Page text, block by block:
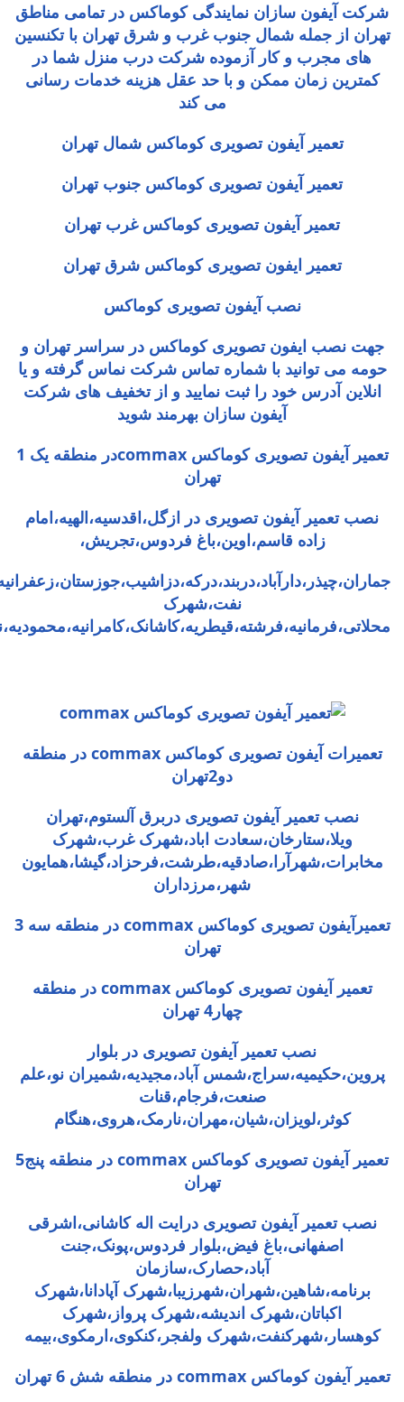
شرکت آیفون سازان نمایندگی کوماکس در تمامی مناطق
تهران از جمله شمال جنوب غرب و شرق تهران با تکنسین
های مجرب و کار آزموده شرکت درب منزل شما در
کمترین زمان ممکن و با حد عقل هزینه خدمات رسانی
می کند
تعمیر آیفون تصویری کوماکس شمال تهران
تعمیر آیفون تصویری کوماکس جنوب تهران
تعمیر آیفون تصویری کوماکس غرب تهران
تعمیر ایفون تصویری کوماکس شرق تهران
نصب آیفون تصویری کوماکس
جهت نصب ایفون تصویری کوماکس در سراسر تهران و
حومه می توانید با شماره تماس شرکت نماس گرفته و یا
انلاین آدرس خود را ثبت نمایید و از تخفیف های شرکت
آیفون سازان بهرمند شوید
تعمیر آیفون تصویری کوماکس commaxدر منطقه یک 1
تهران
نصب تعمیر آیفون تصویری در ازگل،اقدسیه،الهیه،امام
زاده قاسم،اوین،باغ فردوس،تجریش،
نفت،شهرک
تعمیرات آیفون تصویری کوماکس commax در منطقه
دو2تهران
نصب تعمیر آیفون تصویری دربرق آلستوم،تهران
ویلا،ستارخان،سعادت اباد،شهرک غرب،شهرک
مخابرات،شهرآرا،صادقیه،طرشت،فرحزاد،گیشا،همایون
شهر،مرزداران
تعمیرآیفون تصویری کوماکس commax در منطقه سه 3
تهران
تعمیر آیفون تصویری کوماکس commax در منطقه
چهار4 تهران
نصب تعمیر آیفون تصویری در بلوار
پروین،حکیمیه،سراج،شمس آباد،مجیدیه،شمیران نو،علم
صنعت،فرجام،قنات
کوثر،لویزان،شیان،مهران،نارمک،هروی،هنگام
تعمیر آیفون تصویری کوماکس commax در منطقه پنج5
تهران
نصب تعمیر آیفون تصویری درایت اله کاشانی،اشرقی
اصفهانی،باغ فیض،بلوار فردوس،پونک،جنت
آباد،حصارک،سازمان
برنامه،شاهین،شهران،شهرزیبا،شهرک آپادانا،شهرک
اکباتان،شهرک اندیشه،شهرک پرواز،شهرک
کوهسار،شهرکنفت،شهرک ولفجر،کنکوی،ارمکوی،بیمه
تعمیر آیفون کوماکس commax در منطقه شش 6 تهران